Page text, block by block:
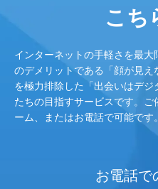
こち
インターネットの手軽さを最
のデメリットである「顔が見え
を極力排除した「出会いはデ
たちの目指すサービスです。
ーム、またはお電話で可能です。
お電話で